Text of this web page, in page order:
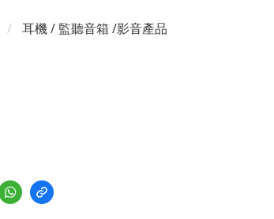
耳機 / 監聽音箱 /影音產品